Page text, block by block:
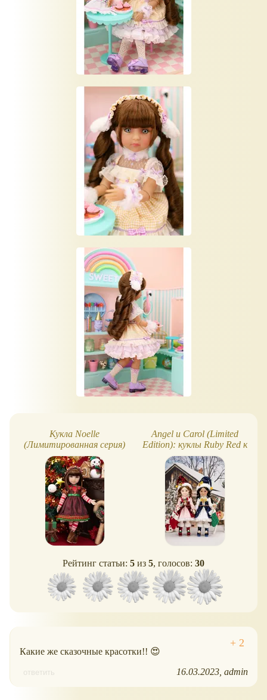
Кукла Noelle
(Лимитированная серия)
Ruby Red Fashion Friends
Angel и Carol (Limited
Edition): куклы Ruby Red к
Новому 2026 году
Рейтинг статьи: 5 из 5, голосов: 30
Какие же сказочные красотки!! 😍
ответить 16.03.2023 admin